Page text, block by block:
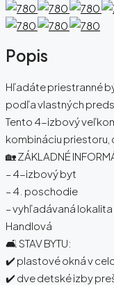
Popis
Hľadáte priestranné
podľa vlastných
Tento 4-izbový
kombináciu priestoru,
🏡 ZÁKLADNÉ
– 4-izbový byt
– 4. poschodie
– vyhľadávaná lokalita
Handlová
🛋️ STAV BYTU:
✔️ plastové okná v
✔️ dve detské izby